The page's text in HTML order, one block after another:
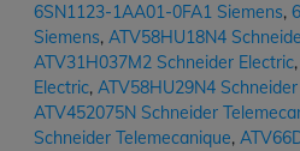
6SN1123-1AA01-0FA1 Siemens,
Siemens, ATV58HU18N4
ATV31H037M2 Schneider Electric,
Electric, ATV58HU29N4
ATV452075N Schneider
Schneider Telemecanique,